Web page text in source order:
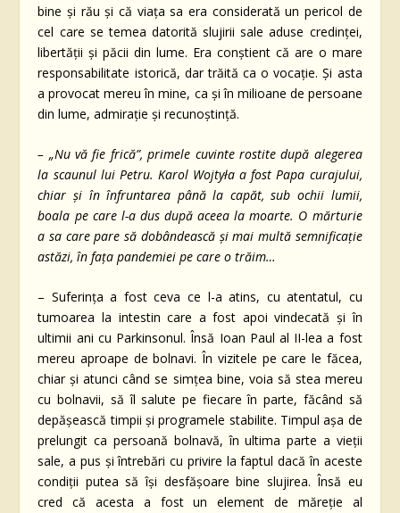
bine și rău și că viața sa era considerată un pericol de
cel care se temea datorită slujirii sale aduse credinței,
libertății și păcii din lume. Era conștient că are o mare
responsabilitate istorică, dar trăită ca o vocație. Și asta
a provocat mereu în mine, ca și în milioane de persoane
din lume, admirație și recunoștință.
– „Nu vă fie frică”, primele cuvinte rostite după alegerea
la scaunul lui Petru. Karol Wojtyła a fost Papa curajului,
chiar și în înfruntarea până la capăt, sub ochii lumii,
boala pe care l-a dus după aceea la moarte. O mărturie
a sa care pare să dobândească și mai multă semnificație
astăzi, în fața pandemiei pe care o trăim…
– Suferința a fost ceva ce l-a atins, cu atentatul, cu
tumoarea la intestin care a fost apoi vindecată și în
ultimii ani cu Parkinsonul. Însă Ioan Paul al II-lea a fost
mereu aproape de bolnavi. În vizitele pe care le făcea,
chiar și atunci când se simțea bine, voia să stea mereu
cu bolnavii, să îl salute pe fiecare în parte, făcând să
depășească timpii și programele stabilite. Timpul așa de
prelungit ca persoană bolnavă, în ultima parte a vieții
sale, a pus și întrebări cu privire la faptul dacă în aceste
condiții putea să își desfășoare bine slujirea. Însă eu
cred că acesta a fost un element de măreție al